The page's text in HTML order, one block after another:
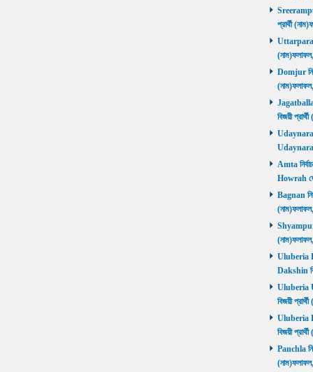
প্রার্থী
Uttarpara
Domjur
বিজয়ী
Amta
Howrah
Bagnan
Shyampur
Uluberia
Dakshin
Uluberia
বিজয়ী
Uluberia
বিজয়ী
Panchla